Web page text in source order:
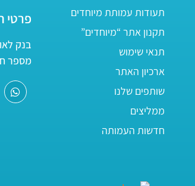
תעודות עמותת מיוחדים
תקנון אתר “מיוחדים”
תנאי שימוש
ארכיון האתר
שותפים שלנו
ממליצים
חדשות העמותה
פרטי
בנק
מספר חשבון